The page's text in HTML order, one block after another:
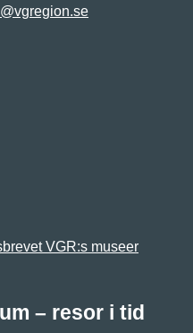
VGR:s museer
– resor i tid